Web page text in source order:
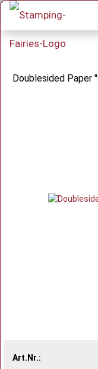
Doublesided Paper
Art.Nr.: